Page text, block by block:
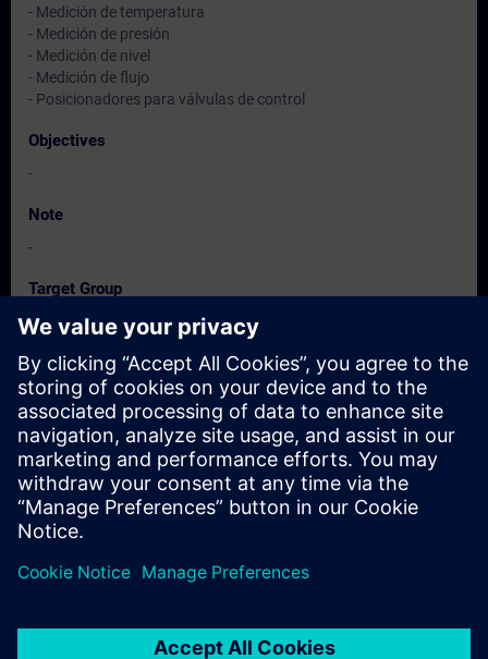
- Medición de temperatura
- Medición de presión
- Medición de nivel
- Medición de flujo
- Posicionadores para válvulas de control
Objectives
-
Note
-
Target Group
-
Dates And Registration
Currently, no events available
Add yourself to the course request list and you will be notified
when new dates become available.
Activate notification service